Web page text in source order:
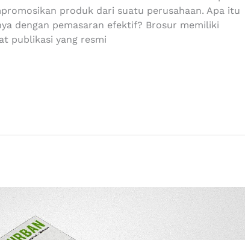
produk dari suatu perusahaan. Apa itu
dengan pemasaran efektif? Brosur memiliki
publikasi yang resmi